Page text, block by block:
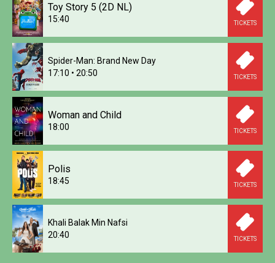
Toy Story 5 (2D NL)
15:40 TICKETS
Spider-Man: Brand New Day
17:10 • 20:50 TICKETS
Woman and Child
18:00 TICKETS
Polis
18:45 TICKETS
Khali Balak Min Nafsi
20:40
TICKETS